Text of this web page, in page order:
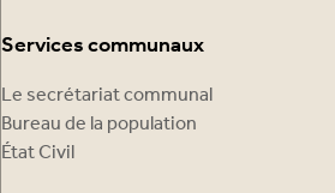
Services communaux
Le secrétariat communal
Bureau de la population
État Civil